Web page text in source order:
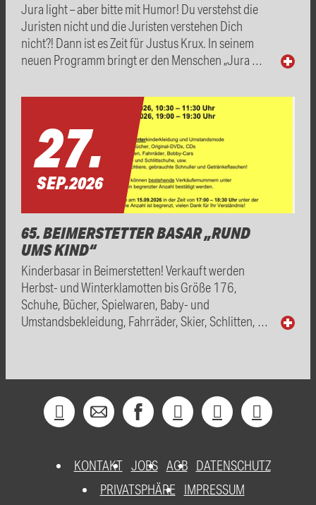
Jura light – aber bitte mit Humor! Du verstehst die
Juristen nicht und die Juristen verstehen Dich
nicht?! Dann ist es Zeit für Justus Krux. In seinem
neuen Programm bringt er den Menschen „Jura …
27.
SEP.2026
65. BEIMERSTETTER BASAR „RUND
UMS KIND“
Kinderbasar in Beimerstetten! Verkauft werden
Herbst- und Winterklamotten bis Größe 176,
Schuhe, Bücher, Spielwaren, Baby- und
Umstandsbekleidung, Fahrräder, Skier, Schlitten, …
KONTAKT JOBS AGB DATENSCHUTZ
PRIVATSPHÄRE
IMPRESSUM